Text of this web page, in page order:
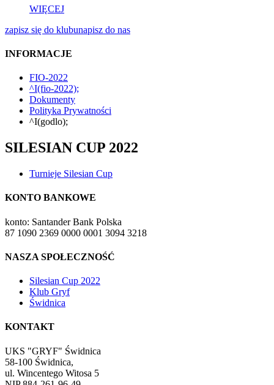
WIĘCEJ
zapisz się do klubunapisz do nas
INFORMACJE
FIO-2022
^I(fio-2022);
Dokumenty
Polityka Prywatności
^I(godlo);
SILESIAN CUP 2022
Turnieje Silesian Cup
KONTO BANKOWE
konto: Santander Bank Polska
87 1090 2369 0000 0001 3094 3218
NASZA SPOŁECZNOŚĆ
Silesian Cup 2022
Klub Gryf
Świdnica
KONTAKT
UKS "GRYF" Świdnica
58-100 Świdnica,
ul. Wincentego Witosa 5